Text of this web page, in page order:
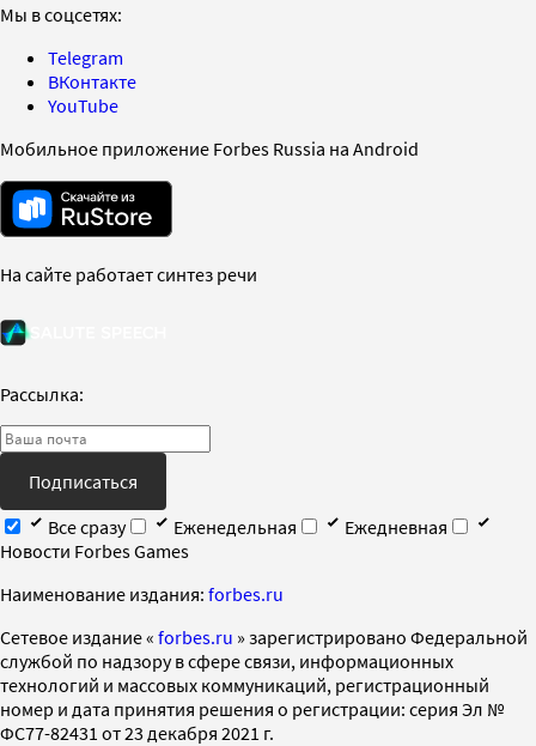
Мы в соцсетях:
Telegram
ВКонтакте
YouTube
Мобильное приложение Forbes Russia на Android
На сайте работает синтез речи
Рассылка:
Подписаться
Все сразу
Еженедельная
Ежедневная
Новости Forbes Games
Наименование издания: forbes.ru
Cетевое издание « forbes.ru » зарегистрировано Федеральной
службой по надзору в сфере связи, информационных
технологий и массовых коммуникаций, регистрационный
номер и дата принятия решения о регистрации: серия Эл №
ФС77-82431 от 23 декабря 2021 г.